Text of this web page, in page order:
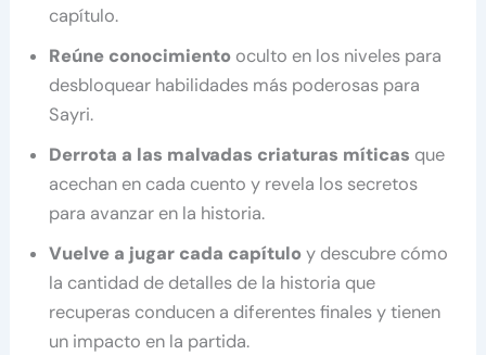
capítulo.
Reúne conocimiento oculto en los niveles para
desbloquear habilidades más poderosas para
Sayri.
Derrota a las malvadas criaturas míticas que
acechan en cada cuento y revela los secretos
para avanzar en la historia.
Vuelve a jugar cada capítuloy descubre cómo
la cantidad de detalles de la historia que
recuperas conducen a diferentes finales y tienen
un impacto en la partida.